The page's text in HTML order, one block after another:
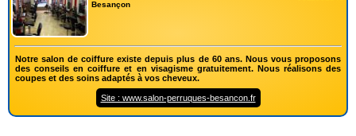
Besançon
Notre salon de coiffure existe depuis plus de 60 ans. Nous vous proposons
des conseils en coiffure et en visagisme gratuitement. Nous réalisons des
coupes et des soins adaptés à vos cheveux.
Site : www.salon-perruques-besancon.fr